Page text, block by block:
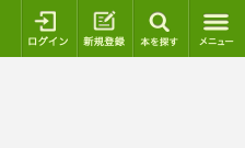
ログイン 新規登録